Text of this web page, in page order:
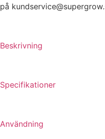
på
Beskrivning
Specifikationer
Användning